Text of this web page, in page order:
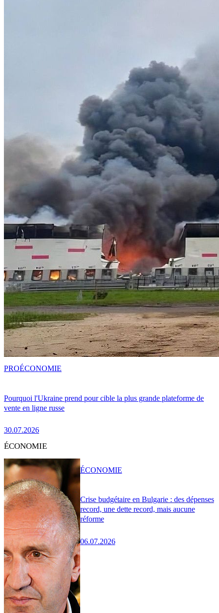
Pourquoi l'Ukraine prend pour cible la plus grande plateforme de
vente en ligne russe
30.07.2026
PROÉCONOMIE
ÉCONOMIE
Crise budgétaire en Bulgarie : des dépenses
record, une dette record, mais aucune
réforme
06.07.2026
ÉCONOMIE